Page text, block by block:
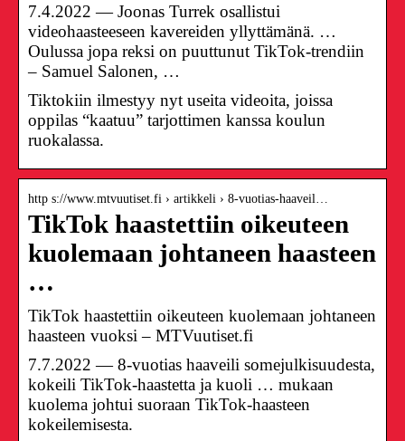
7.4.2022 — Joonas Turrek osallistui
videohaasteeseen kavereiden yllyttämänä. …
Oulussa jopa reksi on puuttunut TikTok-trendiin
– Samuel Salonen, …
Tiktokiin ilmestyy nyt useita videoita, joissa
oppilas “kaatuu” tarjottimen kanssa koulun
ruokalassa.
http s://www.mtvuutiset.fi › artikkeli › 8-vuotias-haaveil…
TikTok haastettiin oikeuteen
kuolemaan johtaneen haasteen
…
TikTok haastettiin oikeuteen kuolemaan johtaneen
haasteen vuoksi – MTVuutiset.fi
7.7.2022 — 8-vuotias haaveili somejulkisuudesta,
kokeili TikTok-haastetta ja kuoli … mukaan
kuolema johtui suoraan TikTok-haasteen
kokeilemisesta.